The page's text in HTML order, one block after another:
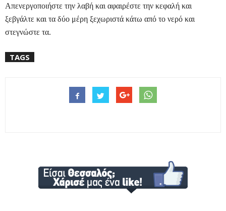
Απενεργοποιήστε την λαβή και αφαιρέστε την κεφαλή και
ξεβγάλτε και τα δύο μέρη ξεχωριστά κάτω από το νερό και
στεγνώστε τα.
TAGS